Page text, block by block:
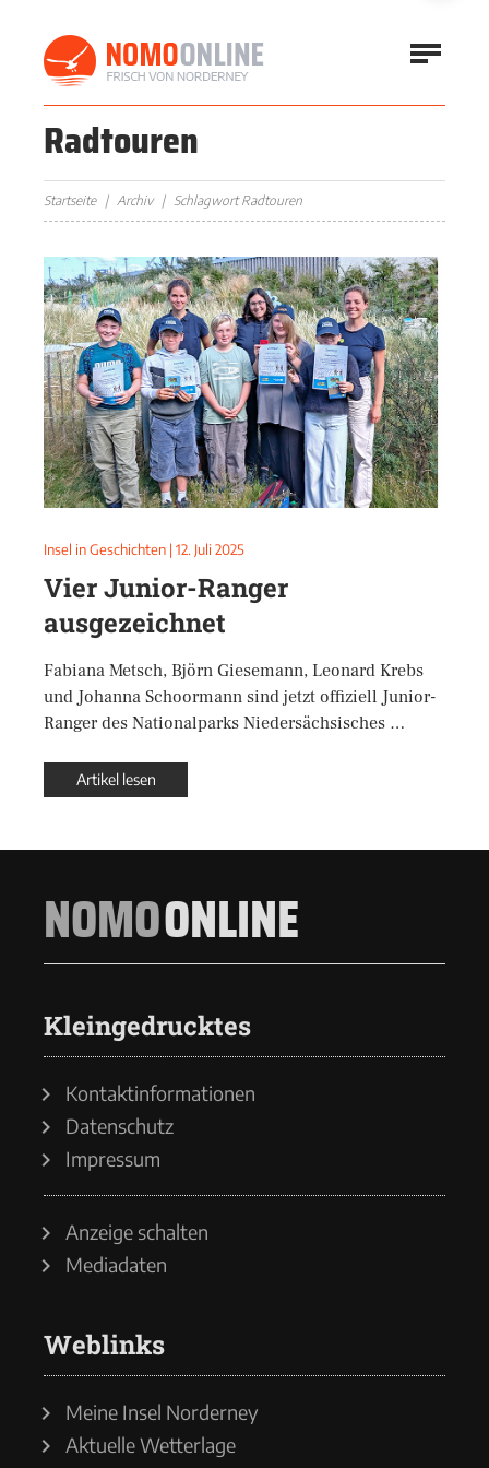
Radtouren
Startseite Archiv Schlagwort Radtouren
Insel in Geschichten | 12. Juli 2025
Vier Junior-Ranger
ausgezeichnet
Fabiana Metsch, Björn Giesemann, Leonard Krebs
und Johanna Schoormann sind jetzt offiziell Junior-
Ranger des Nationalparks Niedersächsisches …
Artikel lesen
NOMOONLINE
Kleingedrucktes
Kontaktinformationen
Datenschutz
Impressum
Anzeige schalten
Mediadaten
Weblinks
Meine Insel Norderney
Aktuelle Wetterlage